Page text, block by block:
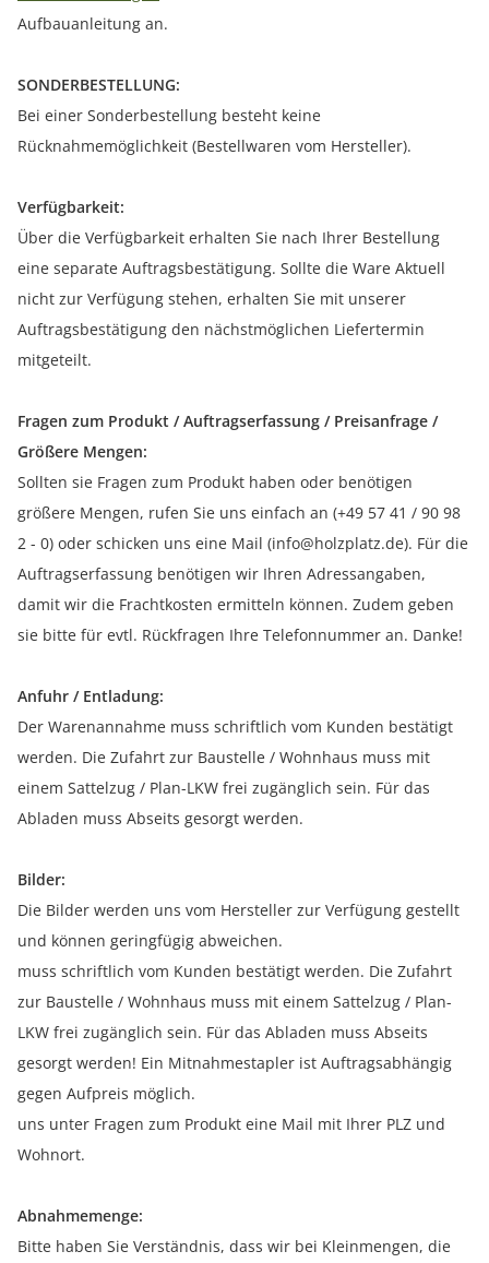
Aufbauanleitung an.
SONDERBESTELLUNG:
Bei einer Sonderbestellung besteht keine
Rücknahmemöglichkeit (Bestellwaren vom Hersteller).
Verfügbarkeit:
Über die Verfügbarkeit erhalten Sie nach Ihrer Bestellung
eine separate Auftragsbestätigung. Sollte die Ware Aktuell
nicht zur Verfügung stehen, erhalten Sie mit unserer
Auftragsbestätigung den nächstmöglichen Liefertermin
mitgeteilt.
Fragen zum Produkt / Auftragserfassung / Preisanfrage /
Größere Mengen:
Sollten sie Fragen zum Produkt haben oder benötigen
größere Mengen, rufen Sie uns einfach an (+49 57 41 / 90 98
2 - 0) oder schicken uns eine Mail (info@holzplatz.de). Für die
Auftragserfassung benötigen wir Ihren Adressangaben,
damit wir die Frachtkosten ermitteln können. Zudem geben
sie bitte für evtl. Rückfragen Ihre Telefonnummer an. Danke!
Anfuhr / Entladung:
Der Warenannahme muss schriftlich vom Kunden bestätigt
werden. Die Zufahrt zur Baustelle / Wohnhaus muss mit
einem Sattelzug / Plan-LKW frei zugänglich sein. Für das
Abladen muss Abseits gesorgt werden.
Bilder:
Die Bilder werden uns vom Hersteller zur Verfügung gestellt
und können geringfügig abweichen.
muss schriftlich vom Kunden bestätigt werden. Die Zufahrt
zur Baustelle / Wohnhaus muss mit einem Sattelzug / Plan-
LKW frei zugänglich sein. Für das Abladen muss Abseits
gesorgt werden! Ein Mitnahmestapler ist Auftragsabhängig
gegen Aufpreis möglich.
uns unter Fragen zum Produkt eine Mail mit Ihrer PLZ und
Wohnort.
Abnahmemenge:
Bitte haben Sie Verständnis, dass wir bei Kleinmengen, die